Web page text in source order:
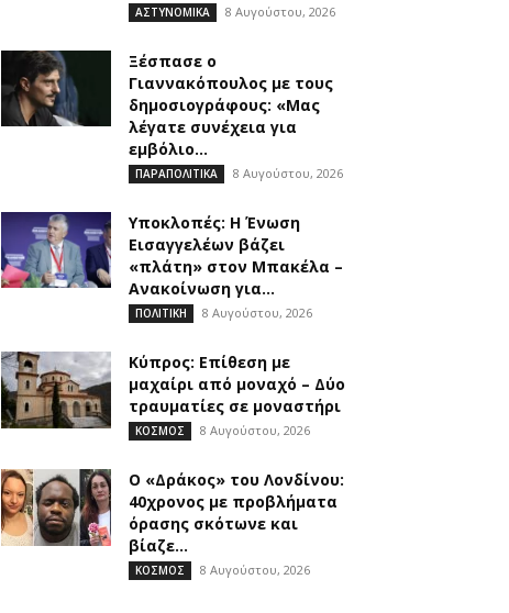
ΑΣΤΥΝΟΜΙΚΑ 8 Αυγούστου, 2026
Ξέσπασε ο
Γιαννακόπουλος με τους
δημοσιογράφους: «Μας
λέγατε συνέχεια για
εμβόλιο...
ΠΑΡΑΠΟΛΙΤΙΚΑ 8 Αυγούστου, 2026
Υποκλοπές: Η Ένωση
Εισαγγελέων βάζει
«πλάτη» στον Μπακέλα –
Ανακοίνωση για...
ΠΟΛΙΤΙΚΗ 8 Αυγούστου, 2026
Κύπρος: Επίθεση με
μαχαίρι από μοναχό – Δύο
τραυματίες σε μοναστήρι
ΚΟΣΜΟΣ 8 Αυγούστου, 2026
Ο «Δράκος» του Λονδίνου:
40χρονος με προβλήματα
όρασης σκότωνε και
βίαζε...
ΚΟΣΜΟΣ 8 Αυγούστου, 2026